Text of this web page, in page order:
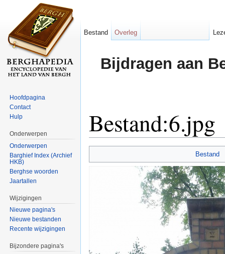
Bijdragen aan
Bestand:6.jpg
Bestand
Bestand Overleg
Hoofdpagina
Contact
Hulp
Onderwerpen
Onderwerpen
Barghief Index (Archief
HKB)
Berghse woorden
Jaartallen
Wijzigingen
Nieuwe pagina's
Nieuwe bestanden
Recente wijzigingen
Bijzondere pagina's